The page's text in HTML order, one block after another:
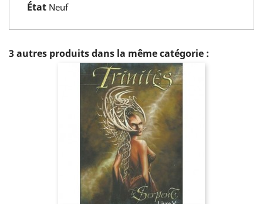
État Neuf
3 autres produits dans la même catégorie :